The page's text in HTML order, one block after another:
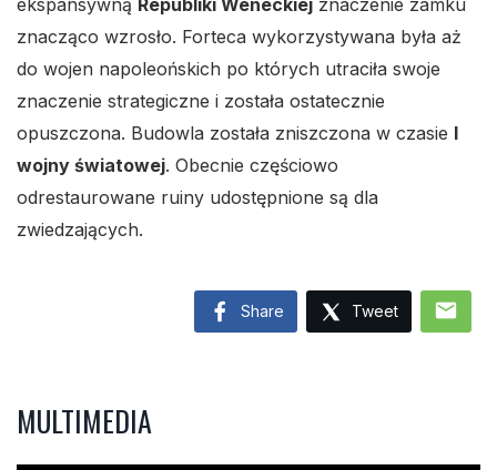
ekspansywną Republiki Weneckiej znaczenie zamku
znacząco wzrosło. Forteca wykorzystywana była aż
do wojen napoleońskich po których utraciła swoje
znaczenie strategiczne i została ostatecznie
opuszczona. Budowla została zniszczona w czasie I
wojny światowej. Obecnie częściowo
odrestaurowane ruiny udostępnione są dla
zwiedzających.
Share Tweet mail
MULTIMEDIA